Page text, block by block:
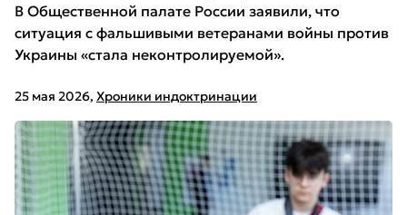
В Общественной палате России заявили, что
ситуация с фальшивыми ветеранами войны против
Украины «стала неконтролируемой».
25 мая 2026, Хроники индоктринации